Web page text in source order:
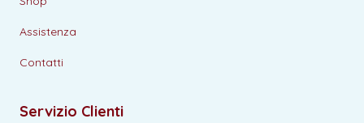
Assistenza
Contatti
Servizio Clienti